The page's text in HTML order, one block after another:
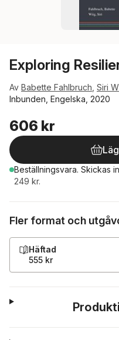
Exploring
Av Babette Fahlbruch Siri
Inbunden, Engelska, 2020
606 kr
Beställningsvara. Skickas
249 kr.
Fler format och
Häftad
555 kr